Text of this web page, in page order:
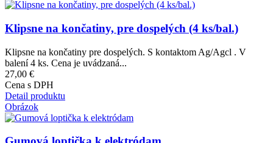
Klipsne na končatiny, pre dospelých (4 ks/bal.)
Klipsne na končatiny pre dospelých. S kontaktom Ag/Agcl . V
balení 4 ks. Cena je uvádzaná...
27,00 €
Cena s DPH
Detail produktu
Obrázok